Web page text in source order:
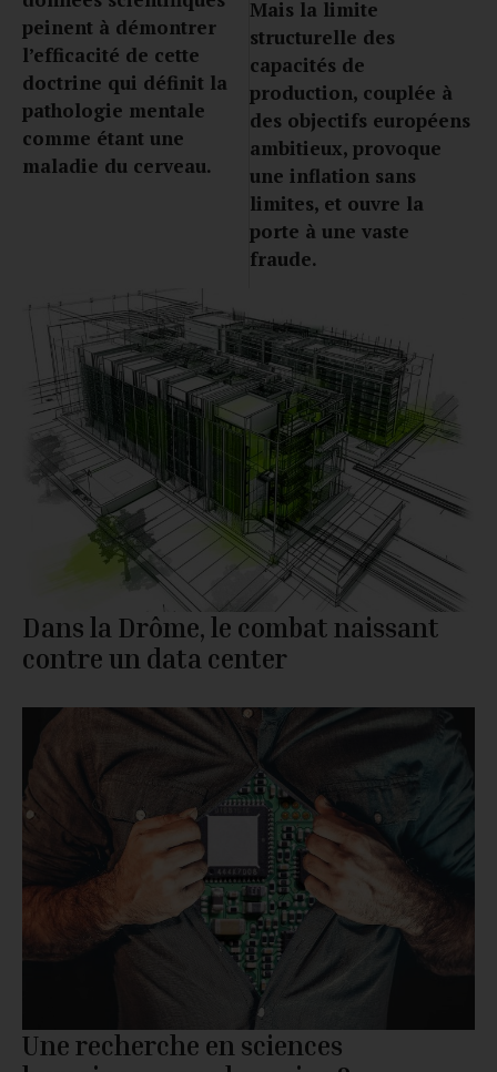
peinent à démontrer
l’efficacité de cette
doctrine qui définit la
pathologie mentale
comme étant une
maladie du cerveau.
Mais la limite
structurelle des
capacités de
production, couplée à
des objectifs européens
ambitieux, provoque
une inflation sans
limites, et ouvre la
porte à une vaste
fraude.
Dans la Drôme, le combat naissant
contre un data center
Une recherche en sciences